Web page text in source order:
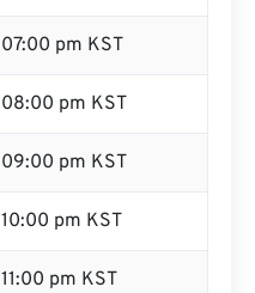
07:00 pm KST
08:00 pm KST
09:00 pm KST
10:00 pm KST
11:00 pm KST